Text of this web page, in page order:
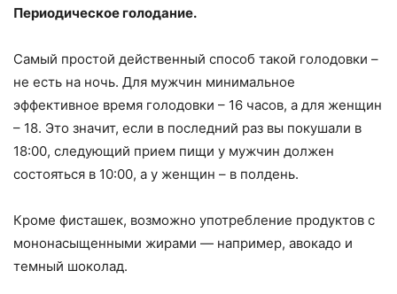
Периодическое голодание.
Самый простой действенный способ такой голодовки –
не есть на ночь. Для мужчин минимальное
эффективное время голодовки – 16 часов, а для женщин
– 18. Это значит, если в последний раз вы покушали в
18:00, следующий прием пищи у мужчин должен
состояться в 10:00, а у женщин – в полдень.
Кроме фисташек, возможно употребление продуктов с
мононасыщенными жирами — например, авокадо и
темный шоколад.